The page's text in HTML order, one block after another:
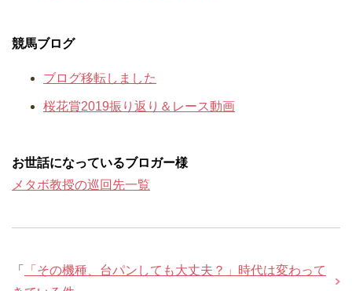
競馬ブログ
ブログ移転しました
桜花賞2019振り返り＆レース動画
お世話になっているブロガー様
メタボ教授の巡回先一覧
「
「その機種、台パンしても大丈夫？」時代は変わって